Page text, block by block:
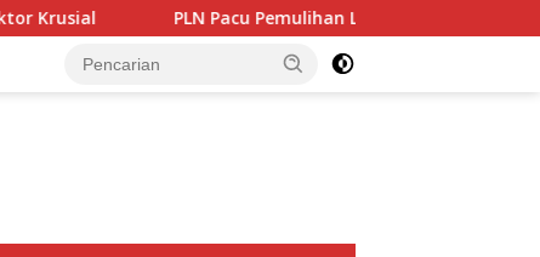
PLN Pacu Pemulihan Listrik Bunaken, Ditargetkan Normal